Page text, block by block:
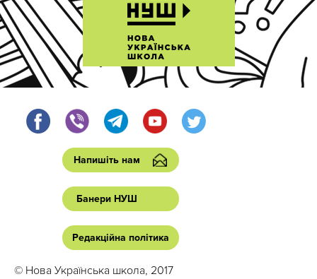
Напишіть нам
Банери НУШ
Редакційна політика
© Нова Українська школа, 2017